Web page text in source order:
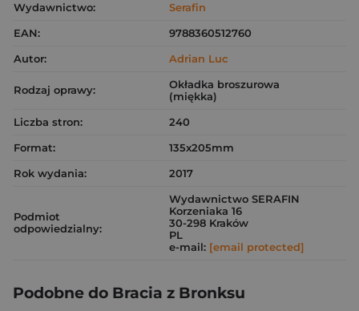
Wydawnictwo:
Serafin
EAN:
9788360512760
Autor:
Adrian Luc
Rodzaj oprawy:
Okładka broszurowa
(miękka)
Liczba stron:
240
Format:
135x205mm
Rok wydania:
2017
Podmiot
odpowiedzialny:
Wydawnictwo SERAFIN
Korzeniaka 16
30-298 Kraków
PL
e-mail: [email protected]
Podobne do Bracia z Bronksu